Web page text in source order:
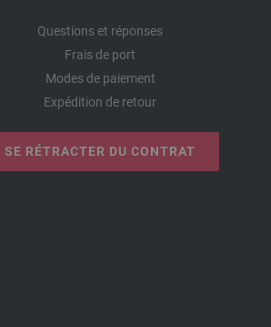
Questions et réponses
Frais de port
Modes de paiement
Expédition de retour
SE RÉTRACTER DU CONTRAT